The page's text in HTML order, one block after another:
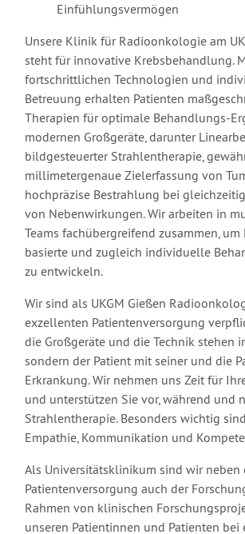
Einfühlungsvermögen
Unsere Klinik für Radioonkologie am
steht für innovative Krebsbehandlung.
fortschrittlichen Technologien und
Betreuung erhalten Patienten
Therapien für optimale Behandlungs-
modernen Großgeräte, darunter
bildgesteuerter Strahlentherapie,
millimetergenaue Zielerfassung von
hochpräzise Bestrahlung bei
von Nebenwirkungen. Wir arbeiten in
Teams fachübergreifend zusammen, um
basierte und zugleich individuelle
zu entwickeln.
Wir sind als UKGM Gießen
exzellenten Patientenversorgung
die Großgeräte und die Technik stehen
sondern der Patient mit seiner und die
Erkrankung. Wir nehmen uns Zeit für
und unterstützen Sie vor, während und
Strahlentherapie. Besonders wichtig
Empathie, Kommunikation und
Als Universitätsklinikum sind wir neben
Patientenversorgung auch der
Rahmen von klinischen
unseren Patientinnen und Patienten bei